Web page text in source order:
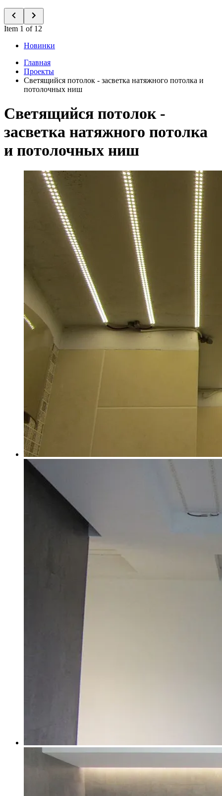
Item 1 of 12
Новинки
Главная
Проекты
Светящийся потолок - засветка натяжного потолка и
потолочных ниш
Светящийся потолок -
засветка натяжного потолка
и потолочных ниш